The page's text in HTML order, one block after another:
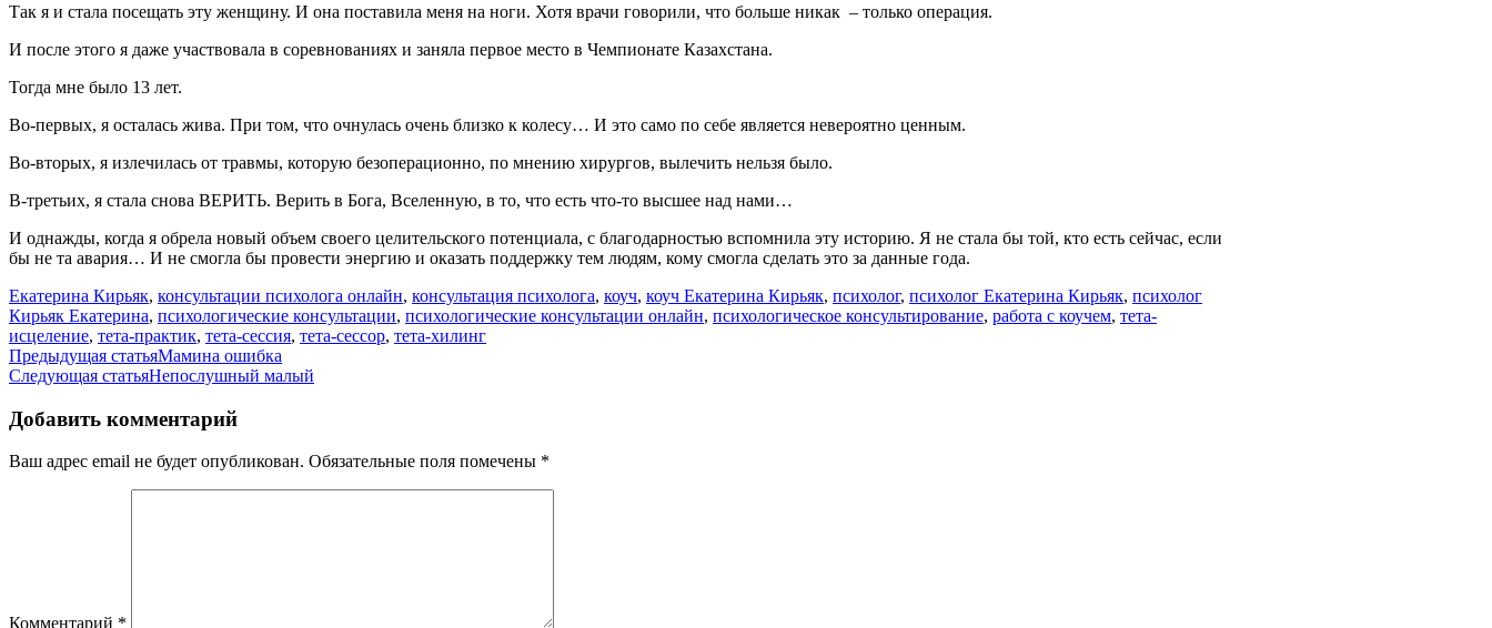
Так я и стала посещать эту женщину. И она поставила меня на ноги. Хотя врачи говорили, что больше никак – только операция.
И после этого я даже участвовала в соревнованиях и заняла первое место в Чемпионате Казахстана.
Тогда мне было 13 лет.
Во-первых, я осталась жива. При том, что очнулась очень близко к колесу… И это само по себе является невероятно ценным.
Во-вторых, я излечилась от травмы, которую безоперационно, по мнению хирургов, вылечить нельзя было.
В-третьих, я стала снова ВЕРИТЬ. Верить в Бога, Вселенную, в то, что есть что-то высшее над нами…
И однажды, когда я обрела новый объем своего целительского потенциала, с благодарностью вспомнила эту историю. Я не стала бы той, кто есть сейчас, если
бы не та авария… И не смогла бы провести энергию и оказать поддержку тем людям, кому смогла сделать это за данные года.
Екатерина Кирьяк, консультации психолога онлайн, консультация психолога, коуч, коуч Екатерина Кирьяк, психолог, психолог Екатерина Кирьяк, психолог
Кирьяк Екатерина, психологические консультации, психологические консультации онлайн, психологическое консультирование, работа с коучем, тета-
исцеление, тета-практик, тета-сессия, тета-сессор, тета-хилинг
Навигация
по
записям
Предыдущая статьяМамина ошибка
Следующая статьяНепослушный малый
Добавить комментарий
Ваш адрес email не будет опубликован. Обязательные поля помечены *
Комментарий *